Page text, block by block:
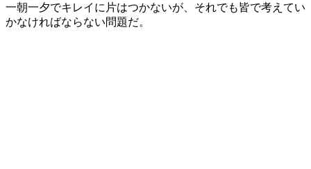
一朝一夕でキレイに片はつかないが、それでも皆で考えてい
かなければならない問題だ。